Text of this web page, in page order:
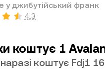
у джибутійський франк
4,3
коштує 1
коштує Fdj1